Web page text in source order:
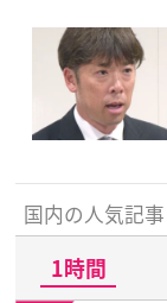
国内の人気記事
1時間